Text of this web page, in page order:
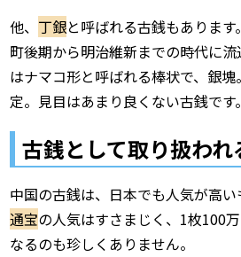
他、 丁銀と呼ばれる古銭もありま
町後期から明治維新までの時代に
はナマコ形と呼ばれる棒状で、銀
定。見目はあまり良くない古銭です。
古銭として取り扱わ
中国の古銭は、日本でも人気が高
通宝の人気はすさまじく、1枚100
なるのも珍しくありません。